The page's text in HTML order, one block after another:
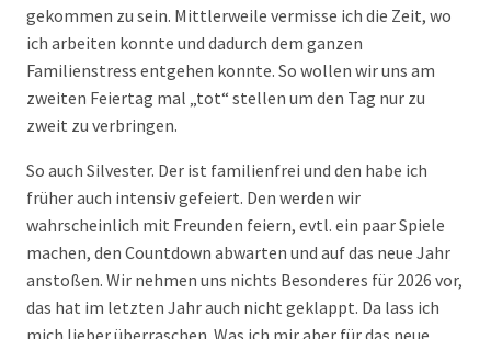
gekommen zu sein. Mittlerweile vermisse ich die Zeit, wo
ich arbeiten konnte und dadurch dem ganzen
Familienstress entgehen konnte. So wollen wir uns am
zweiten Feiertag mal „tot“ stellen um den Tag nur zu
zweit zu verbringen.
So auch Silvester. Der ist familienfrei und den habe ich
früher auch intensiv gefeiert. Den werden wir
wahrscheinlich mit Freunden feiern, evtl. ein paar Spiele
machen, den Countdown abwarten und auf das neue Jahr
anstoßen. Wir nehmen uns nichts Besonderes für 2026 vor,
das hat im letzten Jahr auch nicht geklappt. Da lass ich
mich lieber überraschen. Was ich mir aber für das neue